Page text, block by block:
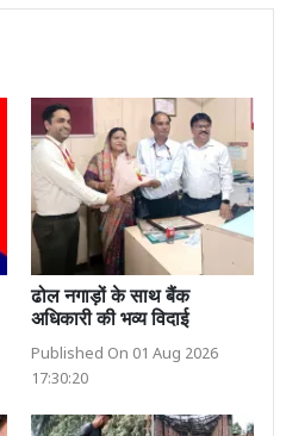
ढोल नगाड़ों के साथ बैंक
अधिकारी की भव्य विदाई
Published On 01 Aug 2026
17:30:20